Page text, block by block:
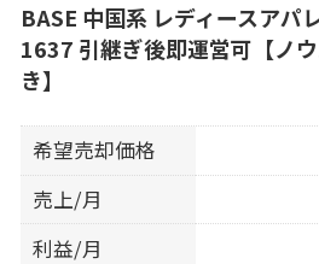
BASE 中国系 レディースアパ
1637 引継ぎ後即運営可【ノ
き】
希望売却価格
売上/月
利益/月